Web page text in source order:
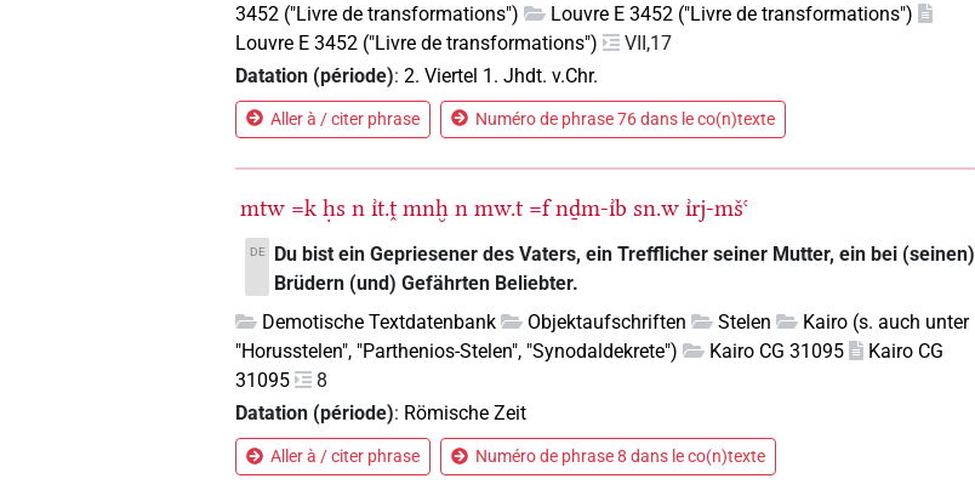
3452 ("Livre de transformations")
Louvre E 3452 ("Livre de transformations")
Louvre E 3452 ("Livre de transformations")
VII,17
Datation (période):2. Viertel 1. Jhdt. v.Chr.
Aller à / citer phrase Numéro de phrase 76 dans le co(n)texte
mtw =k ḥs n ı͗t.ṱ mnḫ n mw.t =f nḏm-ı͗b sn.w ı͗rj-mšꜥ
DE
Du bist ein Gepriesener des Vaters, ein Trefflicher seiner Mutter, ein bei (seinen)
Brüdern (und) Gefährten Beliebter.
Demotische Textdatenbank
Objektaufschriften Stelen
Kairo (s. auch unter
"Horusstelen", "Parthenios-Stelen", "Synodaldekrete")
Kairo CG 31095
Kairo CG
31095
8
Datation (période): Römische Zeit
Aller à / citer phrase Numéro de phrase 8 dans le co(n)texte